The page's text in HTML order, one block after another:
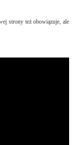
strony też obowiązuje, ale